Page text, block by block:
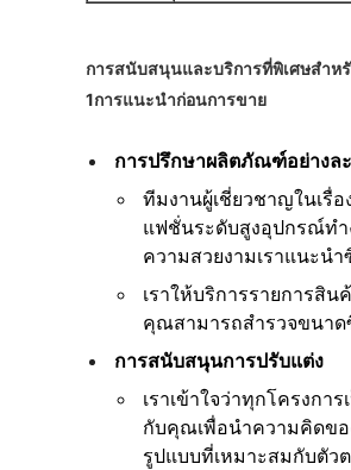
การสนับสนุนและบริการที่พิเศษสําห
1การแนะนําก่อนการขาย
การปรึกษาผลิตภัณฑ์อย่างล
ทีมงานผู้เชี่ยวชาญในเรื่
แฟชั่นระดับสูงอุปกรณ์ทํา
ความสวยงามเราแนะนํ
เราให้บริการรายการสิ
คุณสามารถสํารวจขนาด
การสนับสนุนการปรับแต่ง
เราเข้าใจว่าทุกโครงก
กับคุณเพื่อนําความคิดขอ
รูปแบบที่เหมาะสมกับตั